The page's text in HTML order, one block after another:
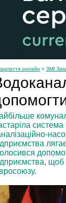
онлайн » ЗМІ
щоб